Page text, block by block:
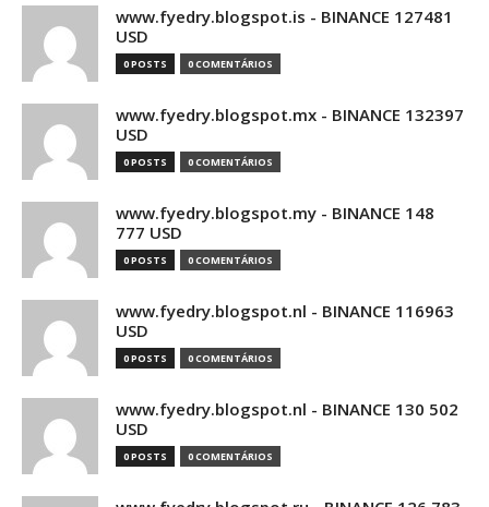
www.fyedry.blogspot.is - BINANCE 127481
USD
0 POSTS 0 COMENTÁRIOS
www.fyedry.blogspot.mx - BINANCE 132397
USD
0 POSTS 0 COMENTÁRIOS
www.fyedry.blogspot.my - BINANCE 148
777 USD
0 POSTS 0 COMENTÁRIOS
www.fyedry.blogspot.nl - BINANCE 116963
USD
0 POSTS 0 COMENTÁRIOS
www.fyedry.blogspot.nl - BINANCE 130 502
USD
0 POSTS 0 COMENTÁRIOS